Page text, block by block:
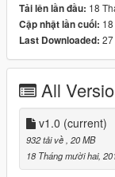
Tải lên lần đầu: 18
Cập nhật lần cuối:
Last Downloaded:
All
v1.0 (current)
932 tải về, 20 MB
18 Tháng mười hai,